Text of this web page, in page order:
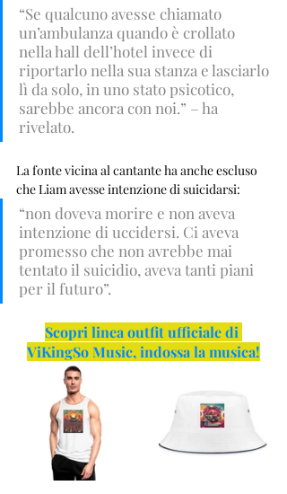
“Se qualcuno avesse chiamato
un’ambulanza quando è crollato
nella hall dell’hotel invece di
riportarlo nella sua stanza e lasciarlo
lì da solo, in uno stato psicotico,
sarebbe ancora con noi.” – ha
rivelato.
La fonte vicina al cantante ha anche escluso
che Liam avesse intenzione di suicidarsi:
“non doveva morire e non aveva
intenzione di uccidersi. Ci aveva
promesso che non avrebbe mai
tentato il suicidio, aveva tanti piani
per il futuro”.
Scopri linea outfit ufficiale di
ViKingSo Music, indossa la musica!